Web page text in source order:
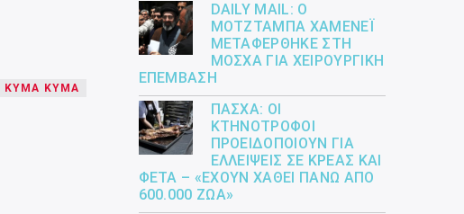
ΚΎΜΑ ΚΎΜΑ
DAILY MAIL: Ο
ΜΟΤΖΤΆΜΠΑ ΧΑΜΕΝΕΪ́
ΜΕΤΑΦΈΡΘΗΚΕ ΣΤΗ
ΜΌΣΧΑ ΓΙΑ ΧΕΙΡΟΥΡΓΙΚΉ
ΕΠΈΜΒΑΣΗ
ΠΆΣΧΑ: ΟΙ
ΚΤΗΝΟΤΡΌΦΟΙ
ΠΡΟΕΙΔΟΠΟΙΟΎΝ ΓΙΑ
ΕΛΛΕΊΨΕΙΣ ΣΕ ΚΡΈΑΣ ΚΑΙ
ΦΈΤΑ – «ΈΧΟΥΝ ΧΑΘΕΊ ΠΆΝΩ ΑΠΌ
600.000 ΖΏΑ»